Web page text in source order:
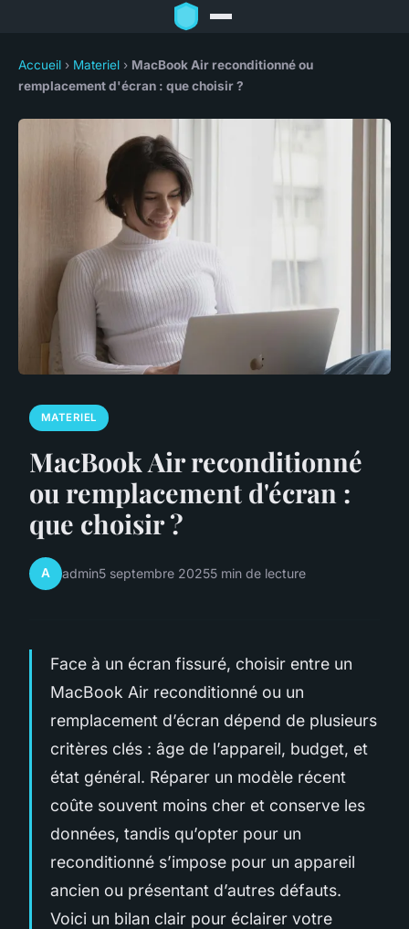
Accueil › Materiel › MacBook Air reconditionné ou
remplacement d'écran : que choisir ?
MATERIEL
MacBook Air reconditionné
ou remplacement d'écran :
que choisir ?
A admin5 septembre 20255 min de lecture
Face à un écran fissuré, choisir entre un
MacBook Air reconditionné ou un
remplacement d’écran dépend de plusieurs
critères clés : âge de l’appareil, budget, et
état général. Réparer un modèle récent
coûte souvent moins cher et conserve les
données, tandis qu’opter pour un
reconditionné s’impose pour un appareil
ancien ou présentant d’autres défauts.
Voici un bilan clair pour éclairer votre